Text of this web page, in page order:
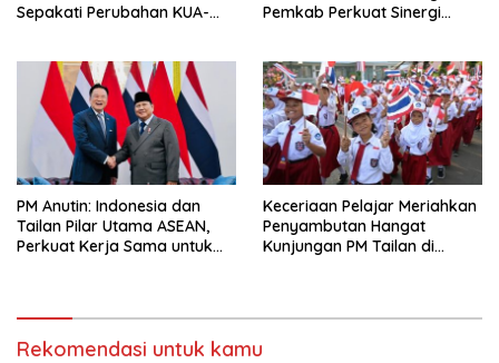
Sepakati Perubahan KUA-
Pemkab Perkuat Sinergi
PM Anutin: Indonesia dan
Tailan Pilar Utama ASEAN,
Perkuat Kerja Sama untuk
Keceriaan Pelajar Meriahkan
Penyambutan Hangat
Kunjungan PM Tailan di
Rekomendasi untuk kamu